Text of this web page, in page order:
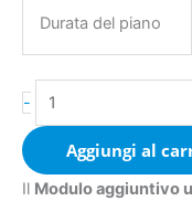
Durata del piano
-
Aggiungi al
Il Modulo aggiuntivo